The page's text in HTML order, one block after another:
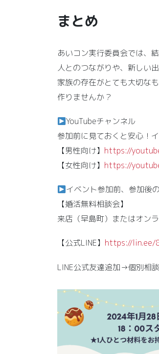
まとめ
あいコン実行委員会では、
人とのつながりや、新しい
家族の存在がとても大切な
作りませんか？
YouTubeチャンネル
参加前に見ておくと安心！
【男性向け】 https://
【女性向け】 https://
イベント参加前、参加後
【婚活無料相談会】
来店（早島町）またはオン
【公式LINE】 https://lin.ee/
LINE公式友達追加→個別相